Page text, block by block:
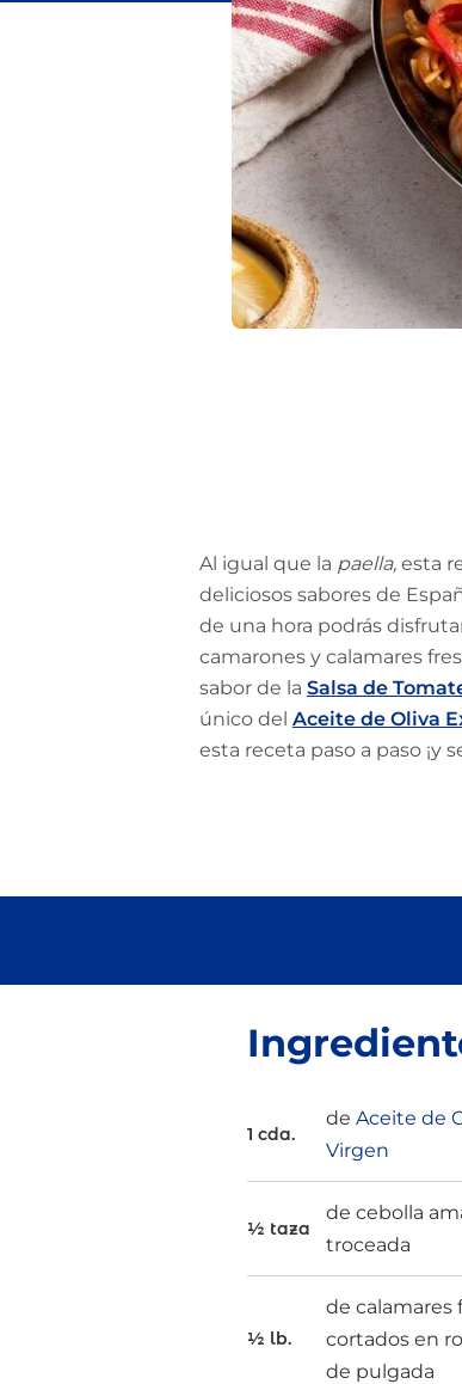
Al igual que la paella,esta
deliciosos sabores de
de una hora podrás
camarones y calamares
sabor de la Salsa de
único del Aceite de Oliva
esta receta paso a paso ¡y
1 cda.
deAceite de
Virgen
½ taza
de cebolla
troceada
½ lb.
de calamares
cortados en
de pulgada